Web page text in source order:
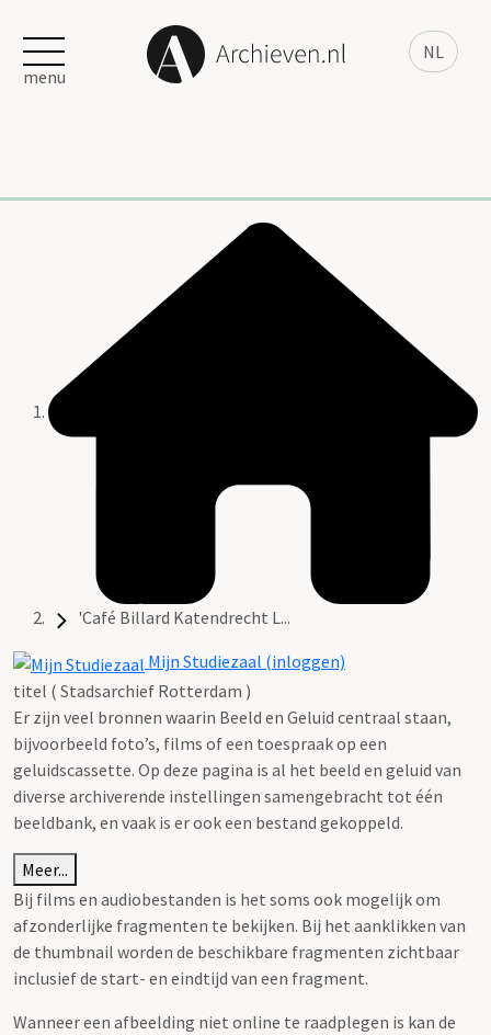
NL
menu
'Café Billard Katendrecht L...
Mijn Studiezaal (inloggen)
titel ( Stadsarchief Rotterdam )
Er zijn veel bronnen waarin Beeld en Geluid centraal staan,
bijvoorbeeld foto’s, films of een toespraak op een
geluidscassette. Op deze pagina is al het beeld en geluid van
diverse archiverende instellingen samengebracht tot één
beeldbank, en vaak is er ook een bestand gekoppeld.
Meer...
Bij films en audiobestanden is het soms ook mogelijk om
afzonderlijke fragmenten te bekijken. Bij het aanklikken van
de thumbnail worden de beschikbare fragmenten zichtbaar
inclusief de start- en eindtijd van een fragment.
Wanneer een afbeelding niet online te raadplegen is kan de